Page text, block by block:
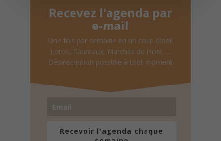
Recevez l'agenda par
e-mail
Une fois par semaine en un coup d'oeil
Lotos, Taureaux, Marchés de Noël, ...
Désinscription possible à tout moment
Recevoir l'agenda chaque